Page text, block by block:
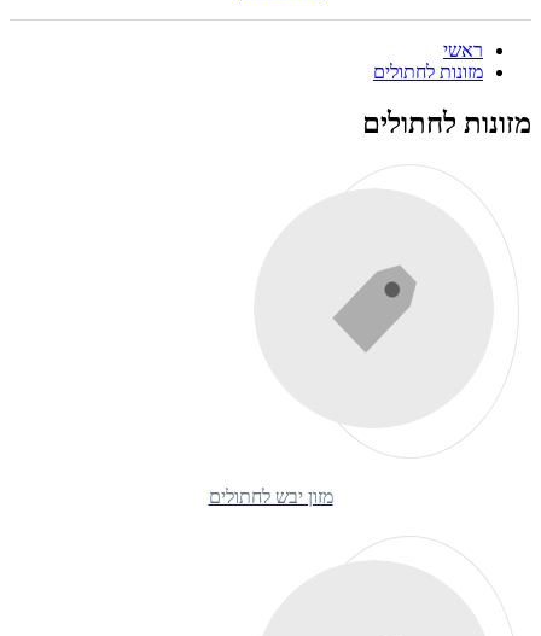
ראשי
מזונות לחתולים
מזונות לחתולים
מזון יבש לחתולים